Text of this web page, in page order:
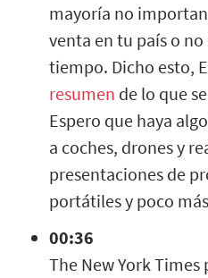
mayoría no
venta en tu país o
tiempo. Dicho esto,
resumen de lo que
Espero que haya
a coches, drones y
presentaciones de
portátiles y poco
00:36
The New York